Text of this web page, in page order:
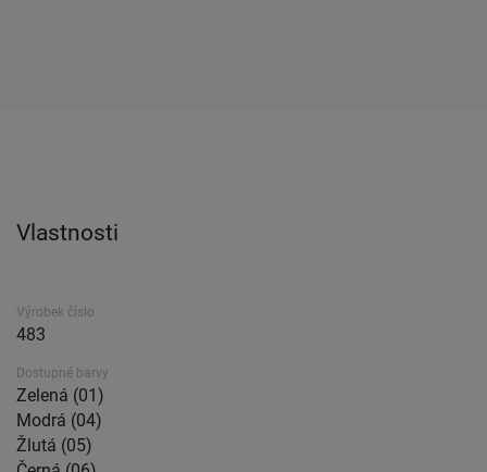
Vlastnosti
Výrobek číslo
483
Dostupné barvy
Zelená (01)
Modrá (04)
Žlutá (05)